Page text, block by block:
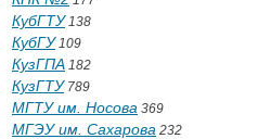
КубГТУ138
КубГУ109
КузГПА 182
КузГТУ789
МГТУ им. Носова 369
МГЭУ им. Сахарова 232